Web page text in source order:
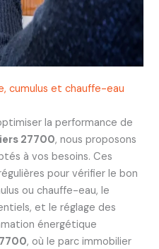
cumulus et chauffe-eau
la performance de
27700, nous proposons
à vos besoins. Ces
pour vérifier le bon
ou chauffe-eau, le
et le réglage des
énergétique
, où le parc immobilier